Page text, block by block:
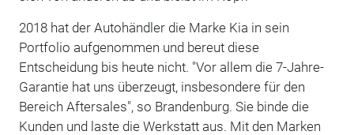
2018 hat der Autohändler die Marke Kia in sein
Portfolio aufgenommen und bereut diese
Entscheidung bis heute nicht. "Vor allem die 7-Jahre-
Garantie hat uns überzeugt, insbesondere für den
Bereich Aftersales", so Brandenburg. Sie binde die
Kunden und laste die Werkstatt aus. Mit den Marken